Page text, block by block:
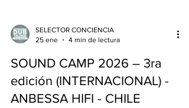
SELECTOR CONCIENCIA
SOUND CAMP 2026 – 3ra
edición (INTERNACIONAL) -